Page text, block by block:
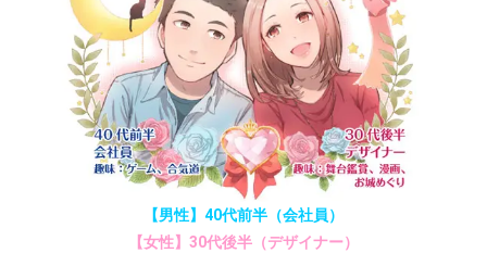
【男性】40代前半（会社員）
【女性】30代後半（デザイナー）